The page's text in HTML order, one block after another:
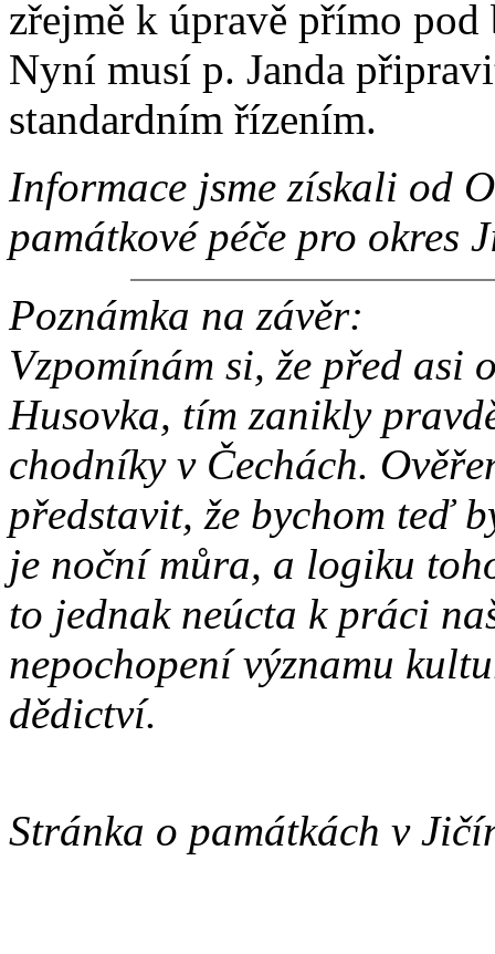
zřejmě k úpravě přímo pod
Nyní musí p. Janda
standardním řízením.
Informace jsme získali od
památkové péče pro okres
Poznámka na závěr:
Vzpomínám si, že před asi
Husovka, tím zanikly
chodníky v Čechách.
představit, že bychom teď
je noční můra, a logiku
to jednak neúcta k práci
nepochopení významu
dědictví.
Stránka o památkách v